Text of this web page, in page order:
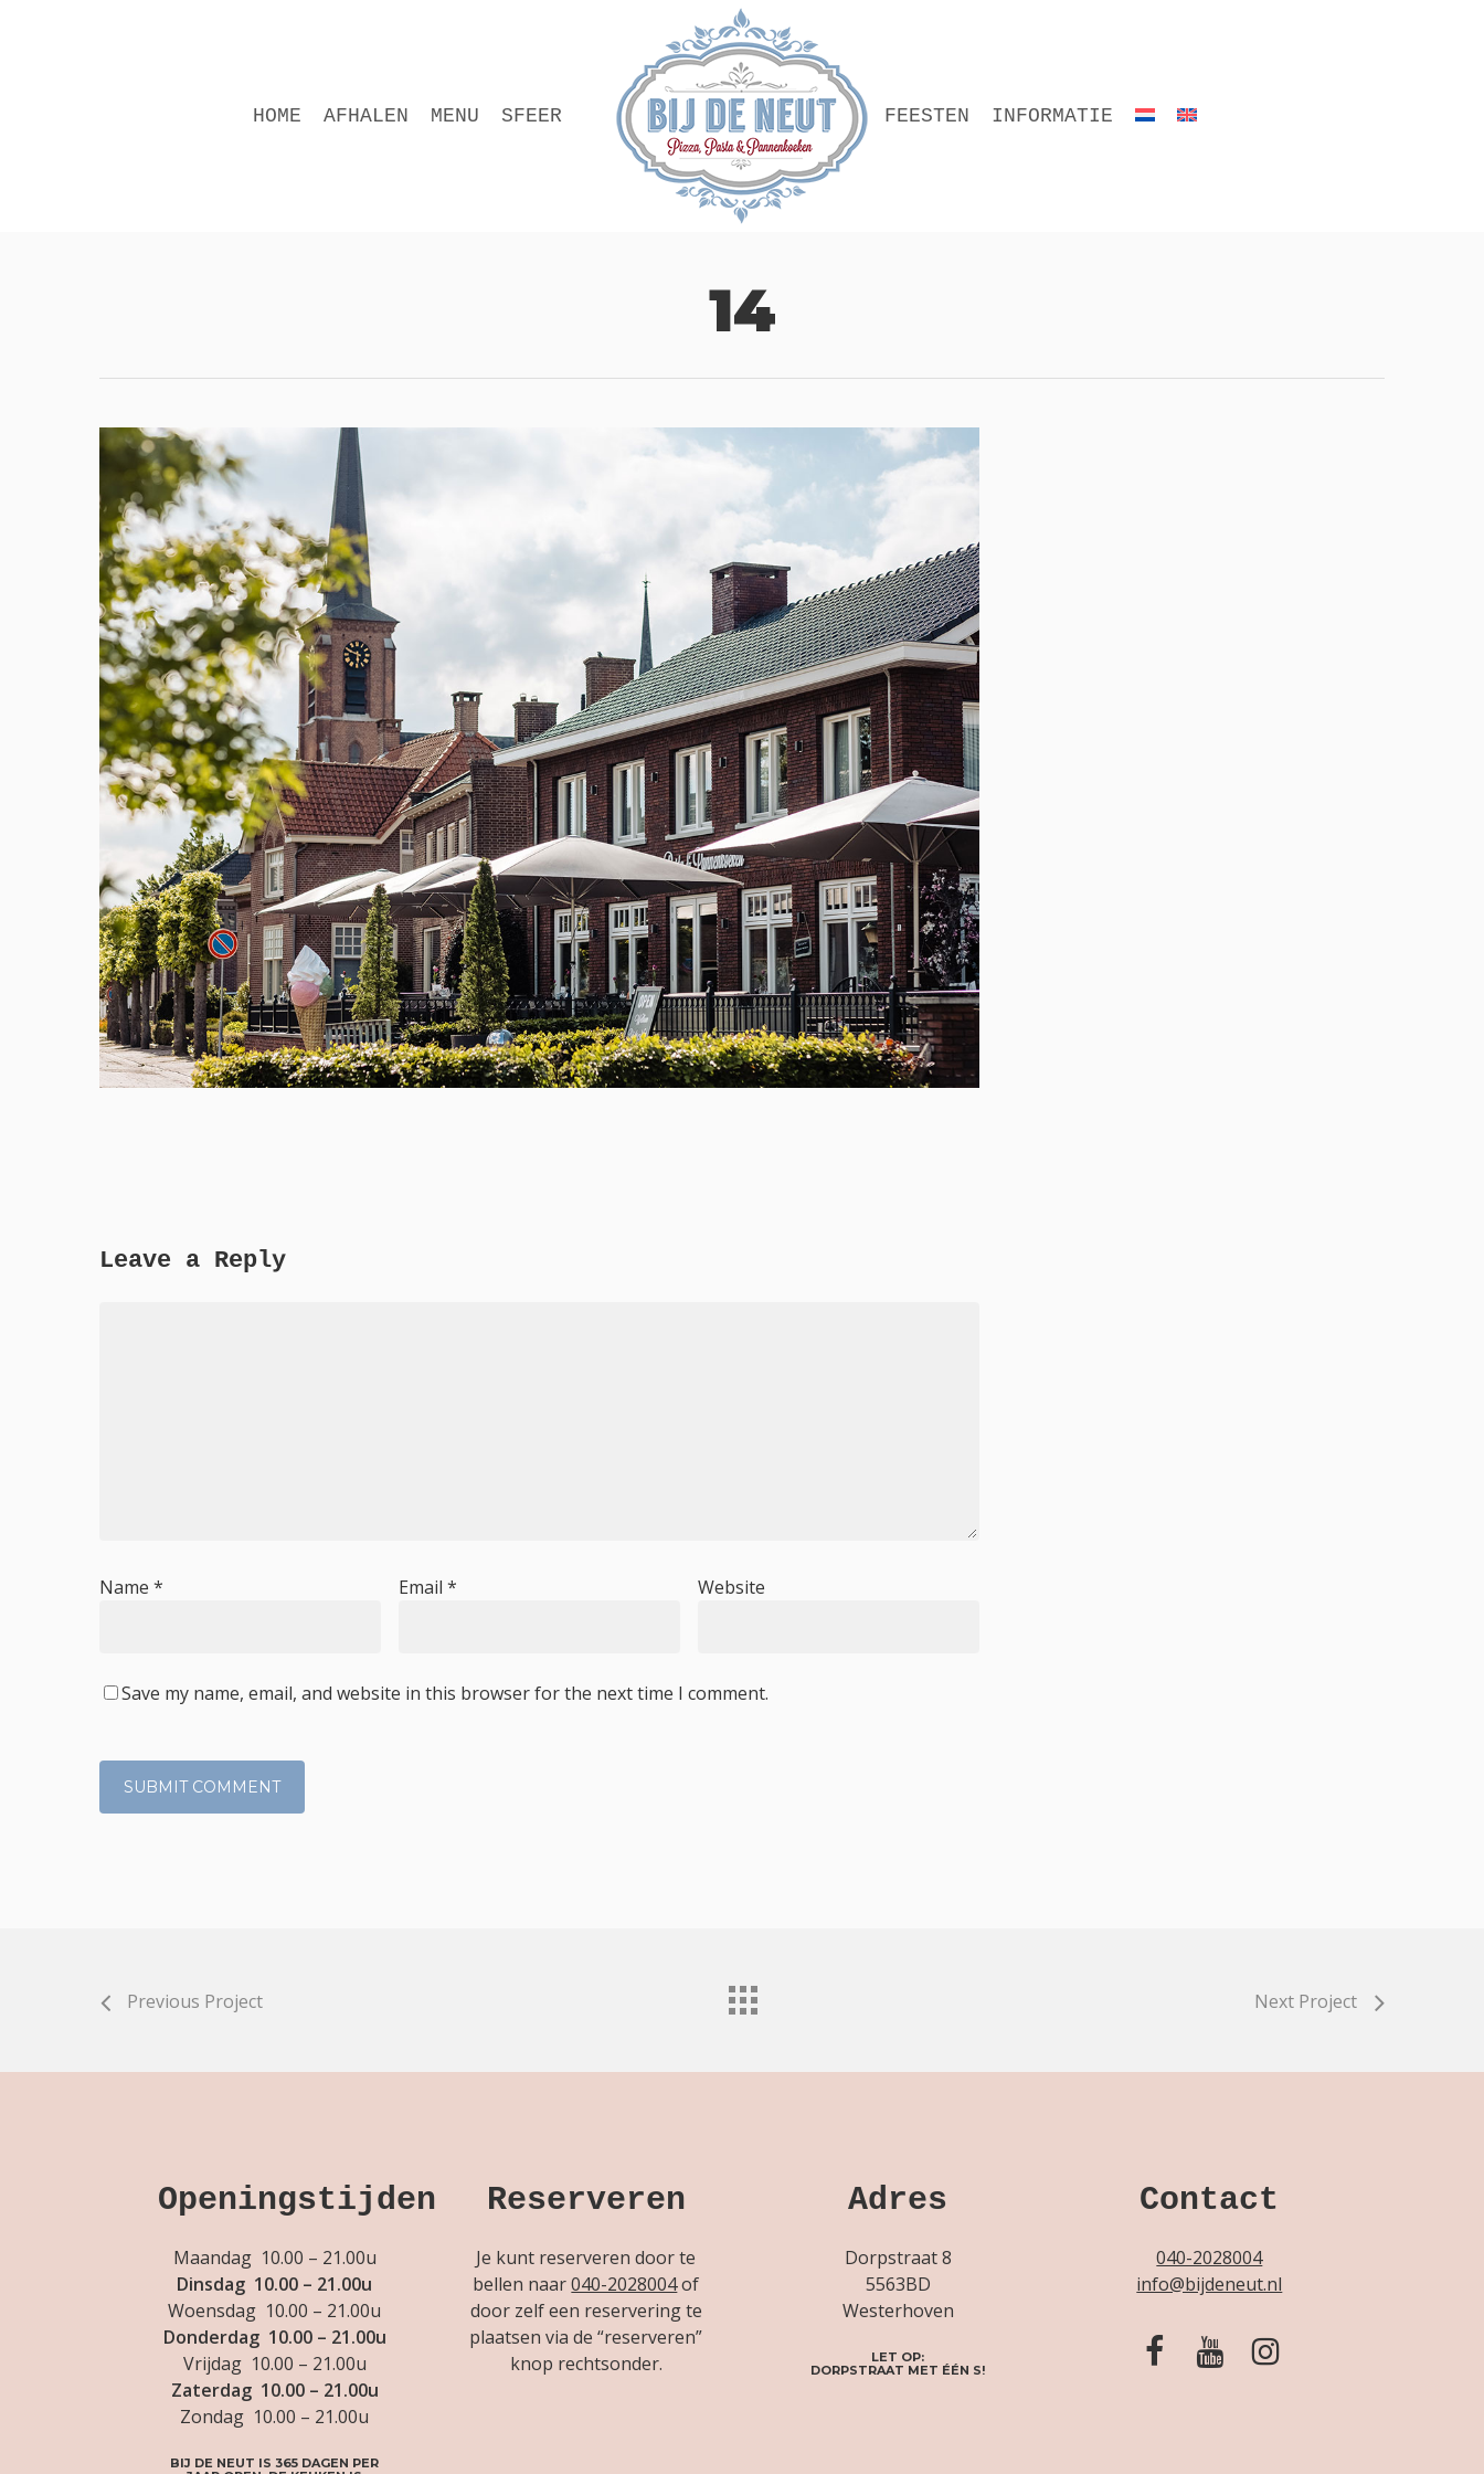
HOME AFHALEN MENU SFEER FEESTEN INFORMATIE
14
Leave a Reply
Name * Email* Website
Save my name, email, and website in this browser for the next time I comment.
Previous Project Next Project
Openingstijden
Maandag 10.00 – 21.00u
Dinsdag 10.00 – 21.00u
Woensdag 10.00 – 21.00u
Donderdag 10.00 – 21.00u
Vrijdag 10.00 – 21.00u
Zaterdag 10.00 – 21.00u
Zondag 10.00 – 21.00u
BIJ DE NEUT IS 365 DAGEN PER
Reserveren
Je kunt reserveren door te
bellen naar040-2028004of
door zelf een reservering te
plaatsen via de “reserveren”
knop rechtsonder.
Adres
Dorpstraat 8
5563BD
Westerhoven
LET OP:
DORPSTRAAT MET ÉÉN S!
Contact
040-2028004
info@bijdeneut.nl